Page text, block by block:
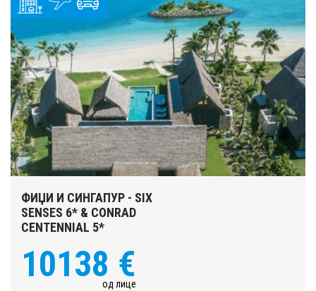
ФИЏИ И СИНГАПУР - SIX
SENSES 6* & CONRAD
CENTENNIAL 5*
10138 €
од лице